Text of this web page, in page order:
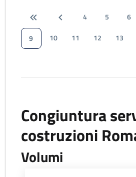
4 5 6
9
10 11 12 13
Congiuntura
costruzioni
Volumi